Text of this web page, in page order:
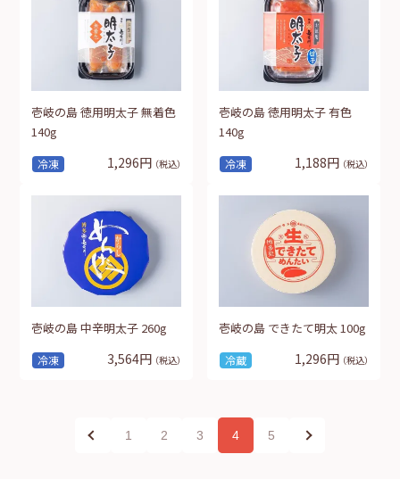
冷凍
壱岐の島 徳用明太子 無着色
140g
1,296円 （税込） 冷凍
壱岐の島 徳用明太子 有色
140g
1,188円 （税込）
冷凍
壱岐の島 中辛明太子 260g
3,564円 （税込） 冷蔵
壱岐の島 できたて明太 100g
1,296円 （税込）
1 2 3 4 5